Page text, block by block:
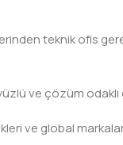
teknik ofis
ve çözüm
ve global